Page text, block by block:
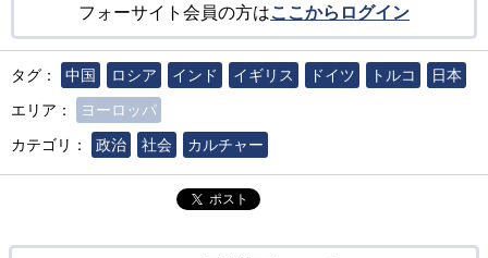
フォーサイト会員の方はここからログイン
タグ： 中国 ロシア インド イギリス ドイツ トルコ
日本
エリア：
ヨーロッパ
カテゴリ：
政治 社会 カルチャー
ポスト